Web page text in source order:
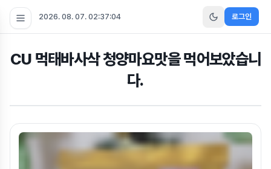
2026. 08. 07. 02:37:04 로그인
CU 먹태바사삭 청양마요맛을 먹어보았습니
다.